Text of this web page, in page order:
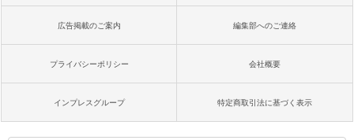
広告掲載のご案内 編集部へのご連絡
プライバシーポリシー 会社概要
インプレスグループ 特定商取引法に基づく表示